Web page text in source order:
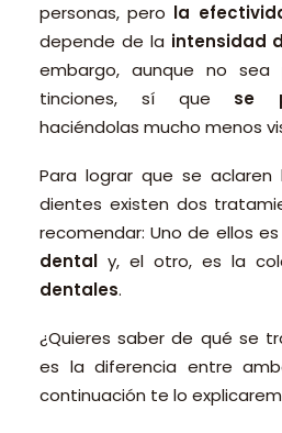
personas, pero la
depende de la intensidad
embargo, aunque no sea
tinciones, sí que se
haciéndolas mucho menos
Para lograr que se
dientes existen dos
recomendar: Uno de ellos
dental y, el otro, es la
dentales.
¿Quieres saber de qué se
es la diferencia entre
continuación te lo